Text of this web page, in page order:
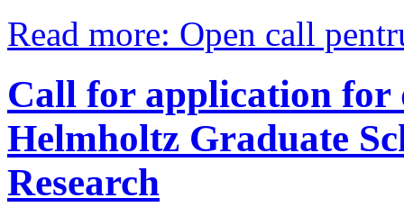
Read more: Open call
Call for application for
Helmholtz Graduate
Research